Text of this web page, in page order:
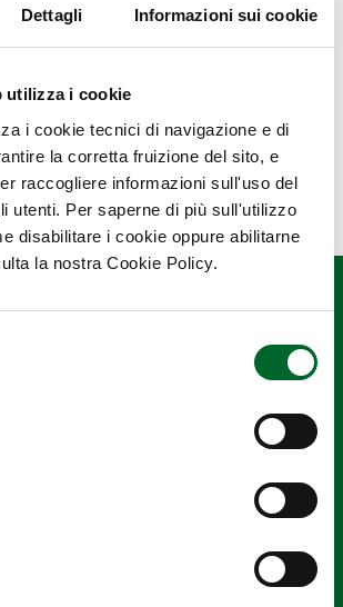
Dettagli Informazioni sui cookie
utilizza i cookie
i cookie tecnici di navigazione e di
la corretta fruizione del sito, e
raccogliere informazioni sull'uso del
utenti. Per saperne di più sull'utilizzo
disabilitare i cookie oppure abilitarne
la nostra Cookie Policy.